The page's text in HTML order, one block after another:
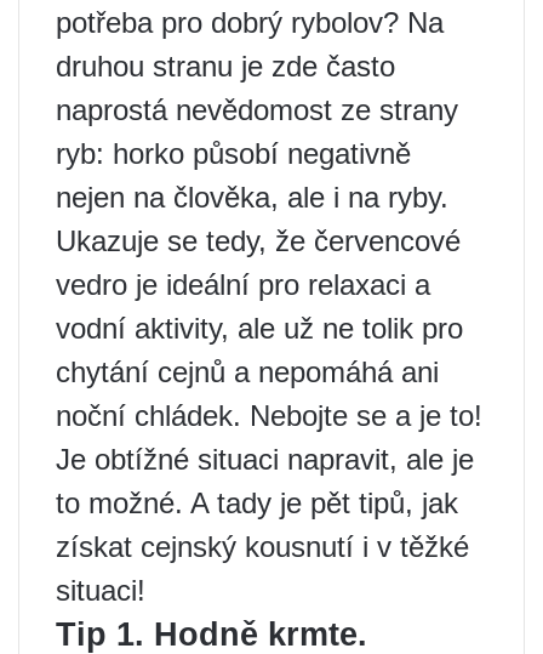
potřeba pro dobrý rybolov? Na
druhou stranu je zde často
naprostá nevědomost ze strany
ryb: horko působí negativně
nejen na člověka, ale i na ryby.
Ukazuje se tedy, že červencové
vedro je ideální pro relaxaci a
vodní aktivity, ale už ne tolik pro
chytání cejnů a nepomáhá ani
noční chládek. Nebojte se a je to!
Je obtížné situaci napravit, ale je
to možné. A tady je pět tipů, jak
získat cejnský kousnutí i v těžké
situaci!
Tip 1. Hodně krmte.